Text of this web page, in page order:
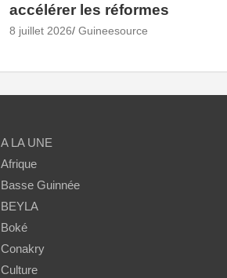
accélérer les réformes
8 juillet 2026 Guineesource
A LA UNE
Afrique
Basse Guinnée
BEYLA
Boké
Conakry
Culture